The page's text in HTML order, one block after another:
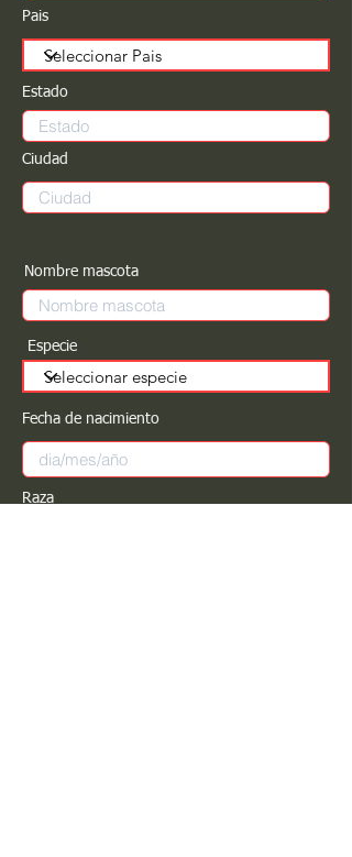
Pais
Estado
Ciudad
Nombre mascota
Especie
Fecha de nacimiento
Raza